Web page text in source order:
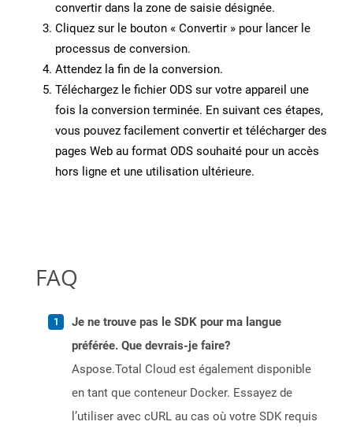
convertir dans la zone de saisie désignée.
Cliquez sur le bouton « Convertir » pour lancer le
processus de conversion.
Attendez la fin de la conversion.
Téléchargez le fichier ODS sur votre appareil une
fois la conversion terminée. En suivant ces étapes,
vous pouvez facilement convertir et télécharger des
pages Web au format ODS souhaité pour un accès
hors ligne et une utilisation ultérieure.
FAQ
Je ne trouve pas le SDK pour ma langue
préférée. Que devrais-je faire?
Aspose.Total Cloud est également disponible
en tant que conteneur Docker. Essayez de
l’utiliser avec cURL au cas où votre SDK requis